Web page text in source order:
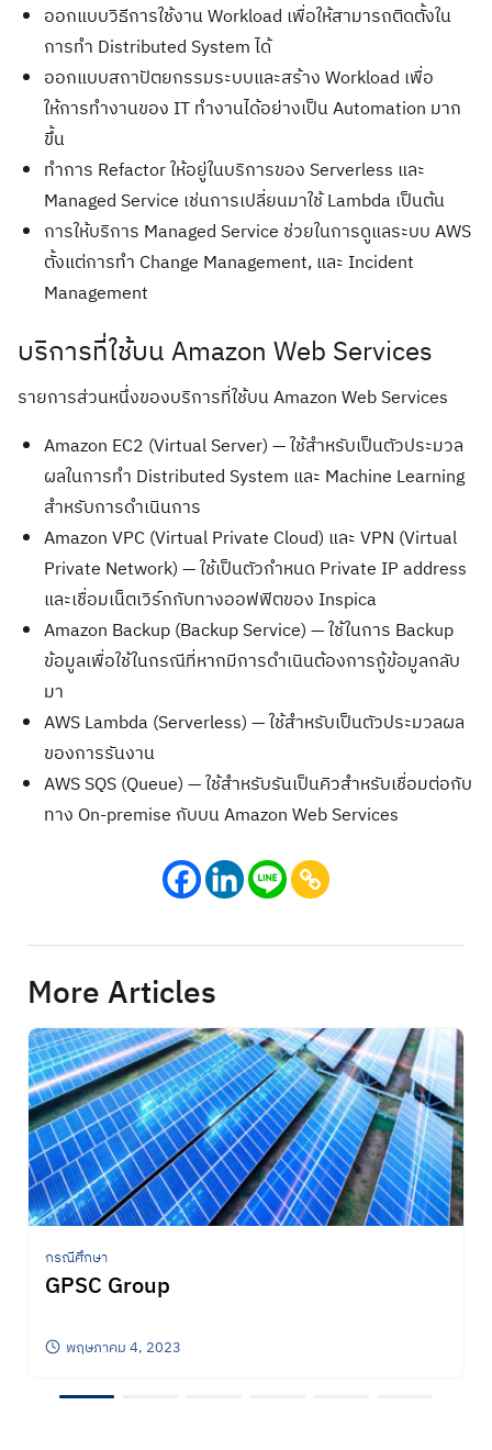
ออกแบบวิธีการใช้งาน Workload เพื่อให้สามารถติดตั้งใน
การทำ Distributed System ได้
ออกแบบสถาปัตยกรรมระบบและสร้าง Workload เพื่อ
ให้การทำงานของ IT ทำงานได้อย่างเป็น Automation มาก
ขึ้น
ทำการ Refactor ให้อยู่ในบริการของ Serverless และ
Managed Service เช่นการเปลี่ยนมาใช้ Lambda เป็นต้น
การให้บริการ Managed Service ช่วยในการดูแลระบบ AWS
ตั้งแต่การทำ Change Management, และ Incident
Management
บริการที่ใช้บน Amazon Web Services
รายการส่วนหนึ่งของบริการที่ใช้บน Amazon Web Services
Amazon EC2 (Virtual Server) — ใช้สำหรับเป็นตัวประมวล
ผลในการทำ Distributed System และ Machine Learning
สำหรับการดำเนินการ
Amazon VPC (Virtual Private Cloud) และ VPN (Virtual
Private Network) — ใช้เป็นตัวกำหนด Private IP address
และเชื่อมเน็ตเวิร์กกับทางออฟฟิตของ Inspica
Amazon Backup (Backup Service) — ใช้ในการ Backup
ข้อมูลเพื่อใช้ในกรณีที่หากมีการดำเนินต้องการกู้ข้อมูลกลับ
มา
AWS Lambda (Serverless) — ใช้สำหรับเป็นตัวประมวลผล
ของการรันงาน
AWS SQS (Queue) — ใช้สำหรับรันเป็นคิวสำหรับเชื่อมต่อกับ
ทาง On-premise กับบน Amazon Web Services
More Articles
กรณีศึกษา
GPSC Group
พฤษภาคม 4, 2023